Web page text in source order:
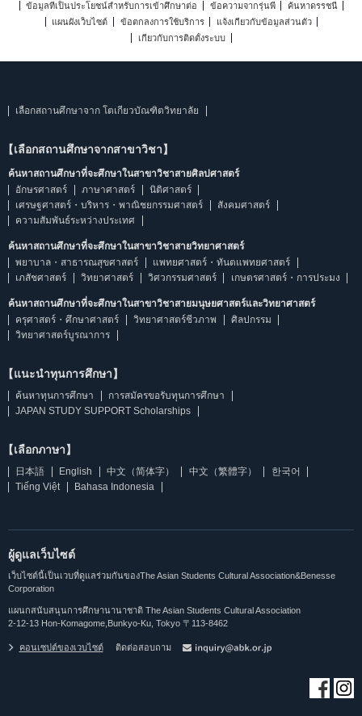
ข้อมูลที่เป็นประโยชน์สำหรับการเข้าศึกษาต่อ
ข้อความจากรุ่นพี่
ค้นหาดรรชนี
แผนผังเว็บไซต์
ข้อตกลงการใช้บริการ
แจ้งเกี่ยวกับข้อมูลส่วนตัว
เกี่ยวกับการติดตั้งระบบ
เลือกสถานศึกษาจาก โตเกียวบัณฑิตวิทยาลัย
【เลือกสถานศึกษาจากสาขาวิชา】
ค้นหาสถานศึกษาที่จะศึกษาในสาขาวิชาสายศิลปศาสตร์
อักษรศาสตร์
ภาษาศาสตร์
นิติศาสตร์
เศรษฐศาสตร์・บริหาร・พาณิชยกรรมศาสตร์
สังคมศาสตร์
ความสัมพันธ์ระหว่างประเทศ
ค้นหาสถานศึกษาที่จะศึกษาในสาขาวิชาสายวิทยาศาสตร์
พยาบาล・สาธารณสุขศาสตร์
แพทยศาสตร์・ทันตแพทยศาสตร์
เภสัชศาสตร์
วิทยาศาสตร์ วิศวกรรมศาสตร์ เกษตรศาสตร์・การประมง
ค้นหาสถานศึกษาที่จะศึกษาในสาขาวิชาสายมนุษยศาสตร์และวิทยาศาสตร์
ครุศาสตร์・ศึกษาศาสตร์
วิทยาศาสตร์ชีวภาพ
ศิลปกรรม
วิทยาศาสตร์บูรณาการ
【แนะนำทุนการศึกษา】
ค้นหาทุนการศึกษา
การสมัครขอรับทุนการศึกษา
JAPAN STUDY SUPPORT Scholarships
【เลือกภาษา】
日本語 English 中文（简体字） 中文（繁體字）
한국어
Tiếng Việt
Bahasa Indonesia
ผู้ดูแลเว็บไซต์
เว็บไซต์นี้เป็นเวบที่ดูแลร่วมกันของThe Asian Students Cultural Association&Benesse
Corporation
แผนกสนับสนุนการศึกษานานาชาติ The Asian Students Cultural Association
2-12-13 Hon-Komagome,Bunkyo-Ku, Tokyo 〒113-8462
คอนเซปต์ของเวบไซต์ ติดต่อสอบถาม